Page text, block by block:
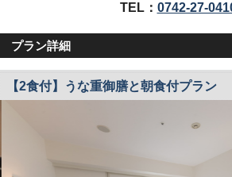
TEL： 0742-27-
プラン詳細
【2食付】うな重御膳と朝食付プラン